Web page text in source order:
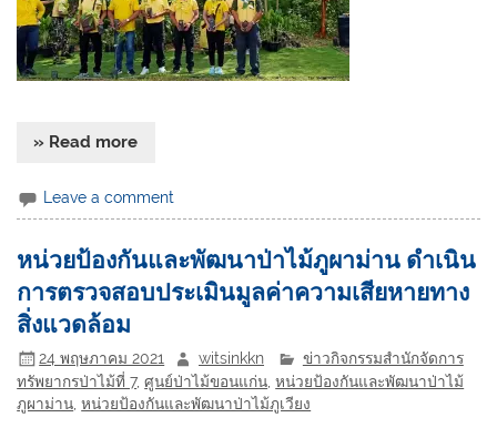
» Read more
Leave a comment
หน่วยป้องกันและพัฒนาป่าไม้ภูผาม่าน ดำเนิน
การตรวจสอบประเมินมูลค่าความเสียหายทาง
สิ่งแวดล้อม
24 พฤษภาคม 2021 witsinkkn
ข่าวกิจกรรมสำนักจัดการ
ทรัพยากรป่าไม้ที่ 7,ศูนย์ป่าไม้ขอนแก่น ,หน่วยป้องกันและพัฒนาป่าไม้
ภูผาม่าน ,หน่วยป้องกันและพัฒนาป่าไม้ภูเวียง